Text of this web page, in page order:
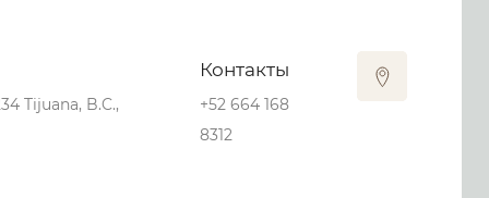
Tijuana, B.C.,
Контакты
+52 664 168
8312